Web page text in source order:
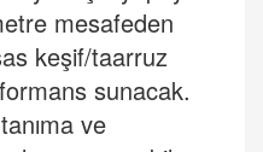
mesafeden
keşif/taarruz
sunacak.
ve